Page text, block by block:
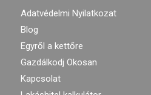
Adatvédelmi Nyilatkozat
Blog
Egyről a kettőre
Gazdálkodj Okosan
Kapcsolat